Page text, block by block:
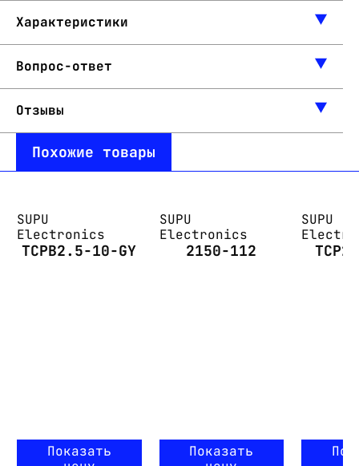
Характеристики
Вопрос-ответ
Отзывы
Похожие товары
SUPU
Electronics
TCPB2.5-10-GY
Показать
SUPU
Electronics
2150-112
Показать
SUPU